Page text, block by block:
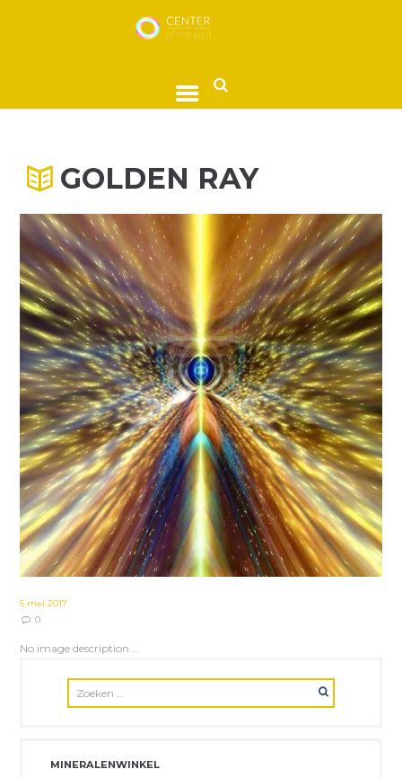
GOLDEN RAY
5 mei 2017
0
No image description ...
MINERALENWINKEL